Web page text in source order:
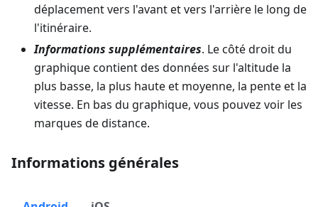
déplacement vers l'avant et vers l'arrière le long de
l'itinéraire.
Informations supplémentaires. Le côté droit du
graphique contient des données sur l'altitude la
plus basse, la plus haute et moyenne, la pente et la
vitesse. En bas du graphique, vous pouvez voir les
marques de distance.
Informations générales